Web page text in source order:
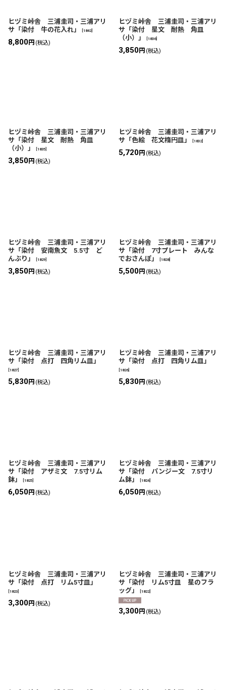
ヒヅミ峠舎 三浦圭司・三浦アリ
サ「染付 牛の花入れ」
[1842]
8,800円 (税込)
ヒヅミ峠舎 三浦圭司・三浦アリ
サ「染付 星文 耐熱 角皿
（小）」
[1836]
3,850円 (税込)
ヒヅミ峠舎 三浦圭司・三浦アリ
サ「染付 星文 耐熱 角皿
（小）」
1835
3,850円 (税込)
ヒヅミ峠舎 三浦圭司・三浦アリ
サ「色絵 花文楕円皿」
1832]
5,720円 (税込)
ヒヅミ峠舎 三浦圭司・三浦アリ
サ「染付 安南魚文 5.5寸 ど
んぶり」
1829
3,850円 (税込)
ヒヅミ峠舎 三浦圭司・三浦アリ
サ「染付 7寸プレート みんな
でおさんぽ」
1828]
5,500円 (税込)
ヒヅミ峠舎 三浦圭司・三浦アリ
サ「染付 点打 四角リム皿」
1827
5,830円 (税込)
ヒヅミ峠舎 三浦圭司・三浦アリ
サ「染付 点打 四角リム皿」
1826]
5,830円 (税込)
ヒヅミ峠舎 三浦圭司・三浦アリ
サ「染付 アザミ文 7.5寸リム
鉢」
1825
6,050円 (税込)
ヒヅミ峠舎 三浦圭司・三浦アリ
サ「染付 パンジー文 7.5寸リ
ム鉢」
1824]
6,050円 (税込)
ヒヅミ峠舎 三浦圭司・三浦アリ
サ「染付 点打 リム5寸皿」
[1823]
3,300円 (税込)
ヒヅミ峠舎 三浦圭司・三浦アリ
サ「染付 リム5寸皿 星のフラ
ッグ」
[1822]
3,300円 (税込)